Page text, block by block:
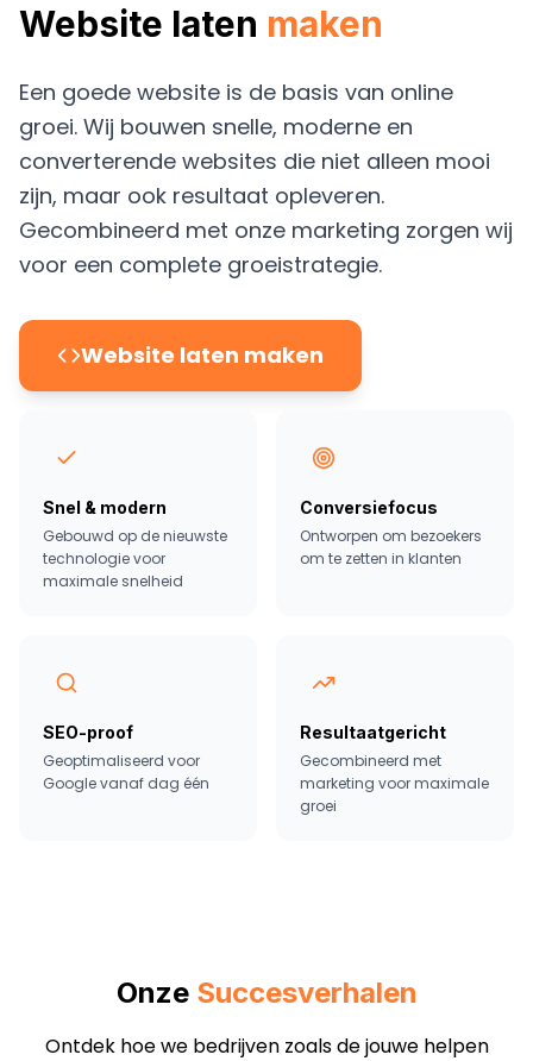
Website laten maken
Een goede website is de basis van online
groei. Wij bouwen snelle, moderne en
converterende websites die niet alleen mooi
zijn, maar ook resultaat opleveren.
Gecombineerd met onze marketing zorgen wij
voor een complete groeistrategie.
Website laten maken
Snel & modern
Gebouwd op de nieuwste
technologie voor
maximale snelheid
Conversiefocus
Ontworpen om bezoekers
om te zetten in klanten
SEO-proof
Geoptimaliseerd voor
Google vanaf dag één
Resultaatgericht
Gecombineerd met
marketing voor maximale
groei
Onze Succesverhalen
Ontdek hoe we bedrijven zoals de jouwe helpen